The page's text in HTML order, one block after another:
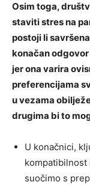
Osim toga,
staviti stres na
postoji li
konačan
jer ona varira
preferencijama
u vezama
drugima bi to
U konačnici,
kompatibilnost
suočimo s